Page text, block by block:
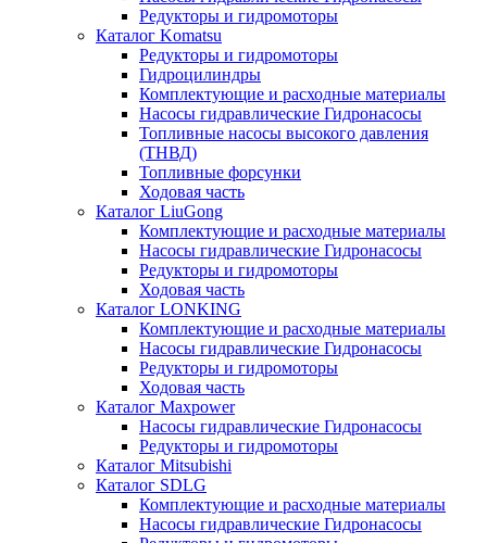
Редукторы и гидромоторы
Каталог Komatsu
Редукторы и гидромоторы
Гидроцилиндры
Комплектующие и расходные материалы
Насосы гидравлические Гидронасосы
Топливные насосы высокого давления
(ТНВД)
Топливные форсунки
Ходовая часть
Каталог LiuGong
Комплектующие и расходные материалы
Насосы гидравлические Гидронасосы
Редукторы и гидромоторы
Ходовая часть
Каталог LONKING
Комплектующие и расходные материалы
Насосы гидравлические Гидронасосы
Редукторы и гидромоторы
Ходовая часть
Каталог Maxpower
Насосы гидравлические Гидронасосы
Редукторы и гидромоторы
Каталог Mitsubishi
Каталог SDLG
Комплектующие и расходные материалы
Насосы гидравлические Гидронасосы